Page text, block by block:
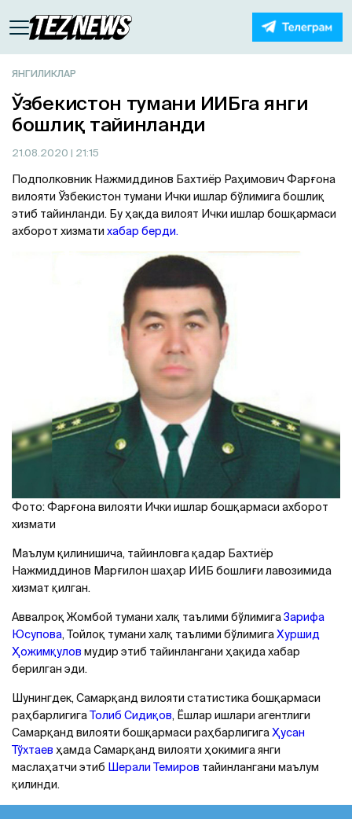
ЯНГИЛИКЛАР
Ўзбекистон тумани ИИБга янги
бошлиқ тайинланди
21.08.2020 | 21:15
Подполковник Нажмиддинов Бахтиёр Раҳимович Фарғона
вилояти Ўзбекистон тумани Ички ишлар бўлимига бошлиқ
этиб тайинланди. Бу ҳақда вилоят Ички ишлар бошқармаси
ахборот хизмати хабар берди.
Фото: Фарғона вилояти Ички ишлар бошқармаси ахборот
хизмати
Маълум қилинишича, тайинловга қадар Бахтиёр
Нажмиддинов Марғилон шаҳар ИИБ бошлиғи лавозимида
хизмат қилган.
Aввалроқ Жомбой тумани халқ таълими бўлимигаЗарифа
Юсупова, Тойлоқ тумани халқ таълими бўлимигаХуршид
Ҳожимқулов мудир этиб тайинлангани ҳақида хабар
берилган эди.
Шунингдек, Самарқанд вилояти статистика бошқармаси
раҳбарлигигаТолиб Сидиқов, Ёшлар ишлари агентлиги
Самарқанд вилояти бошқармаси раҳбарлигигаҲусан
Тўхтаев ҳамда Самарқанд вилояти ҳокимига янги
маслаҳатчи этиб Шерали Темиров тайинлангани маълум
қилинди.